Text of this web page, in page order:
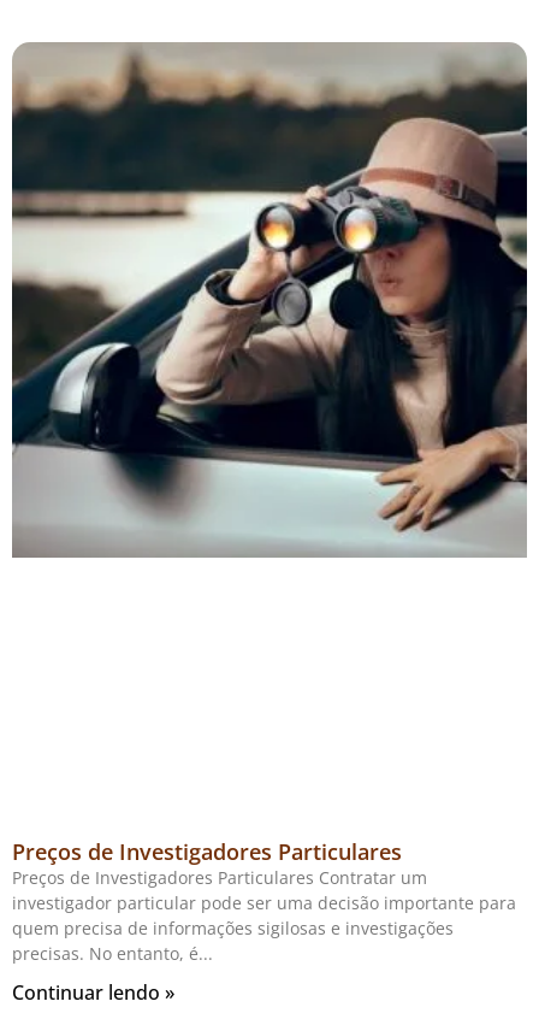
Preços de Investigadores Particulares
Preços de Investigadores Particulares Contratar um
investigador particular pode ser uma decisão importante para
quem precisa de informações sigilosas e investigações
precisas. No entanto, é
Continuar lendo »